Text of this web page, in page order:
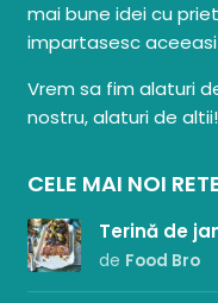
mai bune idei cu
impartasesc
Vrem sa fim alaturi
nostru, alaturi de altii!
CELE MAI NOI
Terină de
de Food Bro